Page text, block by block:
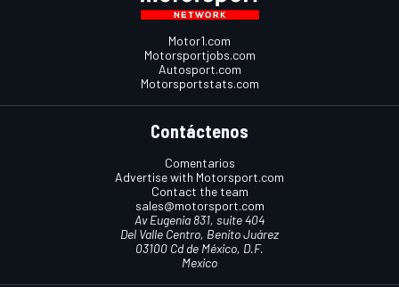
Motor1.com
Motorsportjobs.com
Autosport.com
Motorsportstats.com
Contáctenos
Comentarios
Advertise with Motorsport.com
Contact the team
sales@motorsport.com
Av Eugenia 831, suite 404
Del Valle Centro, Benito Juárez
03100 Cd de México, D.F.
Mexico